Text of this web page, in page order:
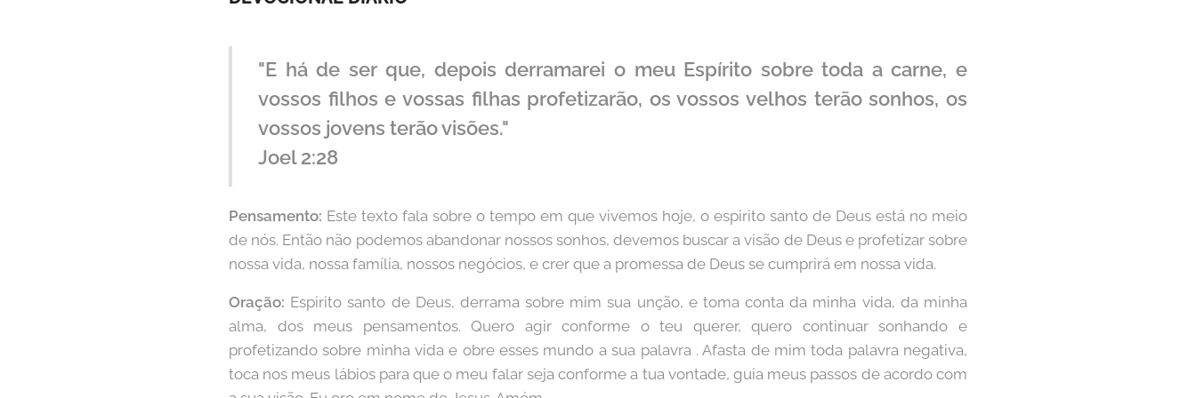
"E há de ser que, depois derramarei o meu Espírito sobre toda a carne, e
vossos filhos e vossas filhas profetizarão, os vossos velhos terão sonhos, os
vossos jovens terão visões."
Joel 2:28
Pensamento: Este texto fala sobre o tempo em que vivemos hoje, o espirito santo de Deus está no meio
de nós. Então não podemos abandonar nossos sonhos, devemos buscar a visão de Deus e profetizar sobre
nossa vida, nossa família, nossos negócios, e crer que a promessa de Deus se cumprirá em nossa vida.
Oração: Espirito santo de Deus, derrama sobre mim sua unção, e toma conta da minha vida, da minha
alma, dos meus pensamentos. Quero agir conforme o teu querer, quero continuar sonhando e
profetizando sobre minha vida e obre esses mundo a sua palavra . Afasta de mim toda palavra negativa,
toca nos meus lábios para que o meu falar seja conforme a tua vontade, guia meus passos de acordo com